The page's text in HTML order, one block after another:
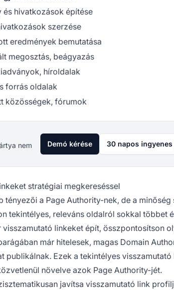
és hivatkozások építése
szerzése
eredmények bemutatása
megosztás, beágyazás
híroldalak
forrás oldalak
közösségek, fórumok
nem
Demó kérése 30 napos
stratégiai megkereséssel
a Page Authority-nek, de a
tekintélyes, releváns oldalról sokkal többet
linkeket épít, összpontosítson
már hitelesek, magas Domain
publikálnak. Ezek a tekintélyes visszamutató
növelve azok Page Authority-jét.
javítsa visszamutató link